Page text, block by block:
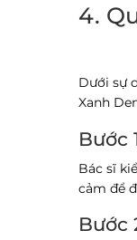
4.
Dưới sự
Xanh
Bước
Bác sĩ
cảm để
Bước